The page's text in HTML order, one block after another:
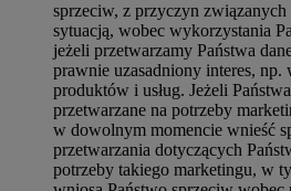
sprzeciw, z przyczyn związanych
sytuacją, wobec wykorzystania
jeżeli przetwarzamy Państwa
prawnie uzasadniony interes,
produktów i usług. Jeżeli
przetwarzane na potrzeby
w dowolnym momencie wnieść
przetwarzania dotyczących
potrzeby takiego marketingu, w